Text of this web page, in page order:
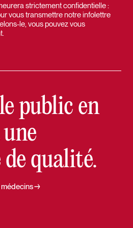
strictement confidentielle :
vous transmettre notre infolettre
le, vous pouvez vous
public en
qualité.